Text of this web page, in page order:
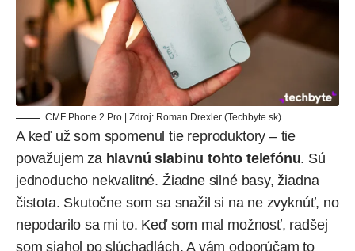
CMF Phone 2 Pro | Zdroj: Roman Drexler (Techbyte.sk)
A keď už som spomenul tie reproduktory – tie
považujem zahlavnú slabinu tohto telefónu. Sú
jednoducho nekvalitné. Žiadne silné basy, žiadna
čistota. Skutočne som sa snažil si na ne zvyknúť, no
nepodarilo sa mi to. Keď som mal možnosť, radšej
som siahol po slúchadlách. A vám odporúčam to